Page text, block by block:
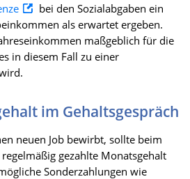
bei den Sozialabgaben ein
als erwartet ergeben.
maßgeblich für die
in diesem Fall zu einer
im Gehaltsgespräch
neuen Job bewirbt, sollte beim
gezahlte Monatsgehalt
Sonderzahlungen wie